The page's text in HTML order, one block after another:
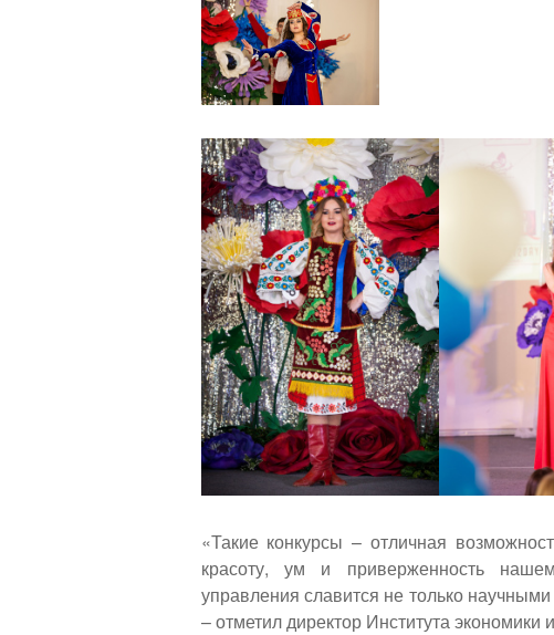
«Такие конкурсы – отличная
красоту, ум и приверженность
управления славится не только
– отметил директор Института экономики